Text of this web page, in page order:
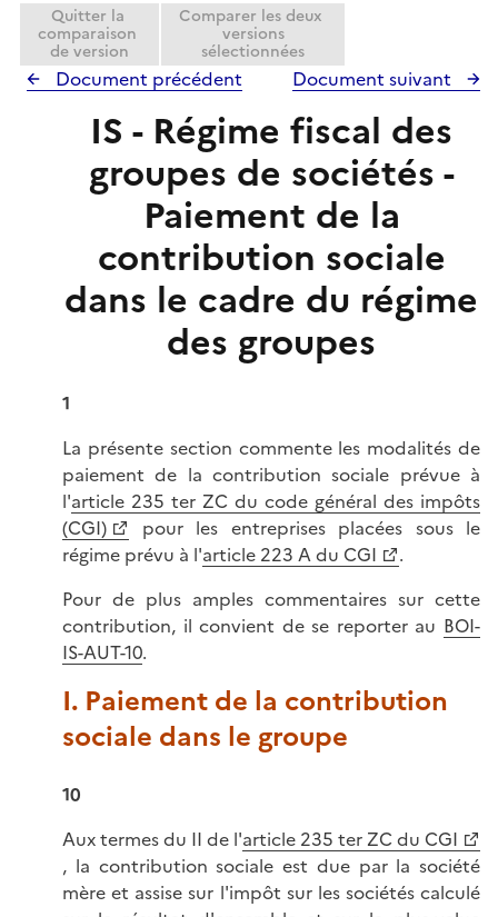
Quitter la
comparaison
de version
Comparer les deux
versions
sélectionnées
Document précédent Document suivant
IS - Régime fiscal des
groupes de sociétés -
Paiement de la
contribution sociale
dans le cadre du régime
des groupes
1
La présente section commente les modalités de
paiement de la contribution sociale prévue à
l'article 235 ter ZC du code général des impôts
(CGI)
pour les entreprises placées sous le
régime prévu à l'article 223 A du CGI
.
Pour de plus amples commentaires sur cette
contribution, il convient de se reporter au BOI-
IS-AUT-10.
I. Paiement de la contribution
sociale dans le groupe
10
Aux termes du II de l'article 235 ter ZC du CGI
, la contribution sociale est due par la société
mère et assise sur l'impôt sur les sociétés calculé